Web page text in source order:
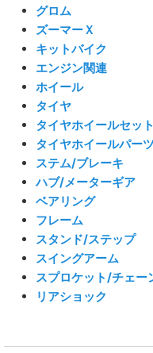
グロム
ズーマーＸ
キットバイク
エンジン関連
ホイール
タイヤ
タイヤホイールセット
タイヤホイールパーツ
ステム/ブレーキ
ハブ/メーターギア
ベアリング
フレーム
スタンド/ステップ
スイングアーム
スプロケット/チェー
リアショック